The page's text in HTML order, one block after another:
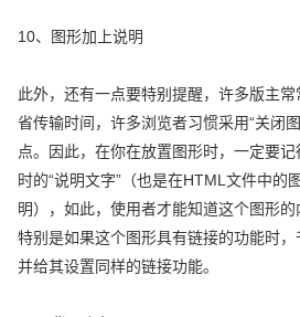
10、图形加上说明
此外，还有一点要特别提醒，许多版主
省传输时间，许多浏览者习惯采用“关闭
点。因此，在你在放置图形时，一定要
时的“说明文字”（也是在HTML文件中的
明），如此，使用者才能知道这个图形的
特别是如果这个图形具有链接的功能时，
并给其设置同样的链接功能。